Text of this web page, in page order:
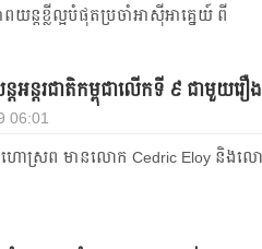
យន្តខ្លីល្អបំផុតប្រចាំអាស៊ីអាគ្នេយ៍ ពី
ន្តរជាតិកម្ពុជាលើកទី ៩ ជាមួយរឿ
06:01
ោស្រព មានលោក Cedric Eloy និងលោ